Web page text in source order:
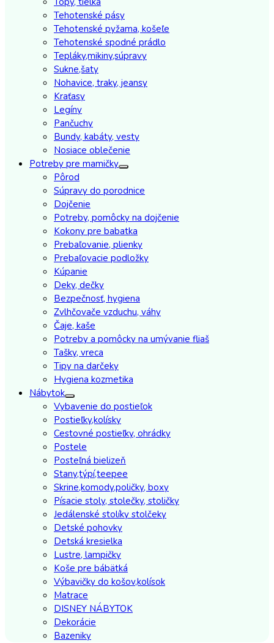
Tehotenské pásy
Tehotenské pyžama, košeľe
Tehotenské spodné prádlo
Tepláky,mikiny,súpravy
Sukne,šaty
Nohavice, traky, jeansy
Kraťasy
Legíny
Pančuchy
Bundy, kabáty, vesty
Nosiace oblečenie
Potreby pre mamičky
Pôrod
Súpravy do porodnice
Dojčenie
Potreby, pomôcky na dojčenie
Kokony pre babatka
Prebaľovanie, plienky
Prebaľovacie podložky
Kúpanie
Deky, dečky
Bezpečnosť, hygiena
Zvlhčovače vzduchu, váhy
Čaje, kaše
Potreby a pomôcky na umývanie fliaš
Tašky, vreca
Tipy na darčeky
Hygiena kozmetika
Nábytok
Vybavenie do postieľok
Postieľky,kolísky
Cestovné postieľky, ohrádky
Postele
Posteľná bielizeň
Stany,týpí,teepee
Skrine,komody,poličky, boxy
Písacie stoly, stolečky, stoličky
Jedálenské stolíky stolčeky
Detské pohovky
Detská kresielka
Lustre, lampičky
Koše pre bábätká
Výbavičky do košov,kolísok
Matrace
DISNEY NÁBYTOK
Dekorácie
Bazeniky